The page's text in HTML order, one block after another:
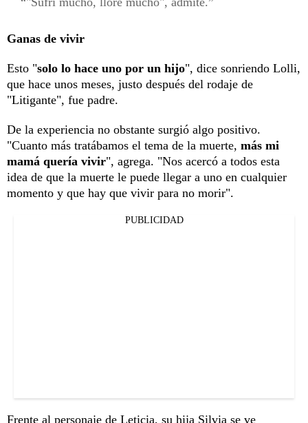
Ganas de vivir
Esto "solo lo hace uno por un hijo", dice sonriendo Lolli,
que hace unos meses, justo después del rodaje de
"Litigante", fue padre.
De la experiencia no obstante surgió algo positivo.
"Cuanto más tratábamos el tema de la muerte, más mi
mamá quería vivir", agrega. "Nos acercó a todos esta
idea de que la muerte le puede llegar a uno en cualquier
momento y que hay que vivir para no morir".
PUBLICIDAD
Frente al personaje de Leticia, su hija Silvia se ve